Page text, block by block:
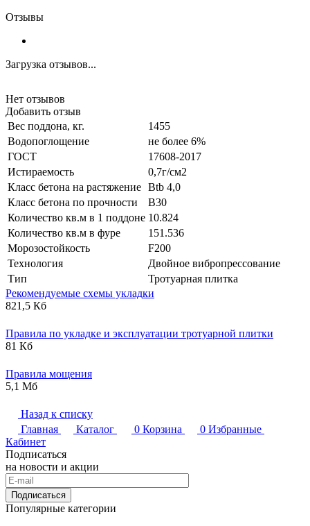
Отзывы
Загрузка отзывов...
Нет отзывов
Добавить отзыв
Вес поддона, кг.
1455
Водопоглощение
не более 6%
ГОСТ
17608-2017
Истираемость
0,7г/см2
Класс бетона на растяжение Btb 4,0
Класс бетона по прочности
B30
Количество кв.м в 1 поддоне 10.824
Количество кв.м в фуре
151.536
Морозостойкость
F200
Технология
Двойное вибропрессование
Тип
Тротуарная плитка
Рекомендуемые схемы укладки
821,5 Кб
Правила по укладке и эксплуатации тротуарной плитки
81 Кб
Правила мощения
5,1 Мб
Назад к списку
Главная
Каталог 0 Корзина 0 Избранные
Кабинет
Подписаться
на новости и акции
Подписаться
Популярные категории